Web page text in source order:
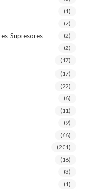
(1)
(7)
Supresores (2)
(2)
(17)
(17)
(22)
(6)
(11)
(9)
(66)
(201)
(16)
(3)
(1)